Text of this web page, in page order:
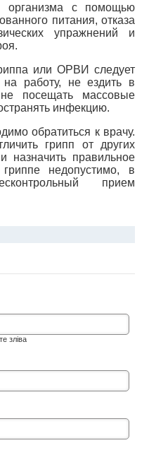
организма с помощью
питания, отказа
упражнений и
или ОРВИ следует
работу, не ездить в
посещать массовые
инфекцию.
обратиться к врачу.
грипп от других
назначить правильное
недопустимо, в
прием
зліва